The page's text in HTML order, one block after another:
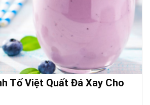
Tố Việt Quất Đá Xay Cho